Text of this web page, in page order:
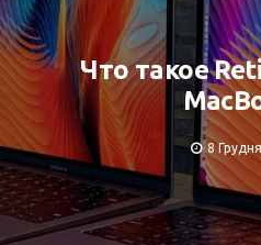
Что такое
8